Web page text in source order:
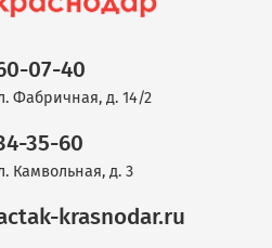
07-40
Фабричная, д. 14/2
35-60
Камвольная, д. 3
krasnodar.ru